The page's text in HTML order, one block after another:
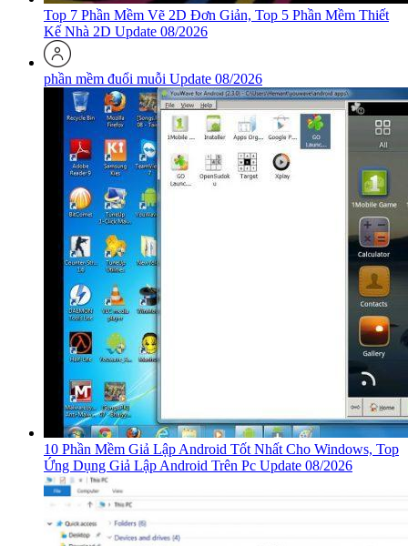
Top 7 Phần Mềm Vẽ 2D Đơn Giản, Top 5 Phần Mềm Thiết
Kế Nhà 2D Update 08/2026
phần mềm đuổi muỗi Update 08/2026
10 Phần Mềm Giả Lập Android Tốt Nhất Cho Windows, Top
Ứng Dụng Giả Lập Android Trên Pc Update 08/2026